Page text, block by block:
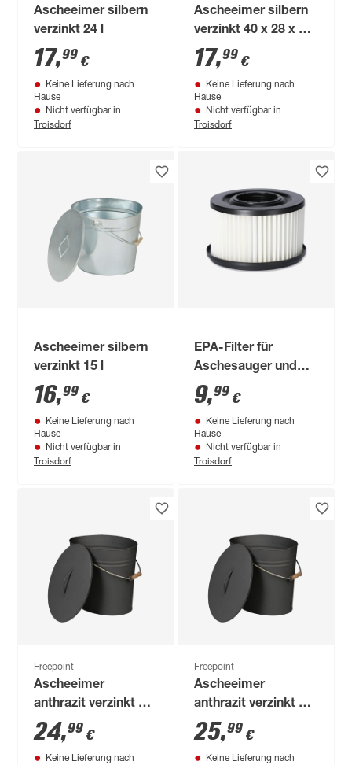
Ascheeimer silbern
verzinkt 24 l
17,99 €
Keine Lieferung nach
Hause
Nicht verfügbar in
Troisdorf
Ascheeimer silbern
verzinkt 40 x 28 x 35
cm
17,99 €
Keine Lieferung nach
Hause
Nicht verfügbar in
Troisdorf
Ascheeimer silbern
verzinkt 15 l
16,99 €
Keine Lieferung nach
Hause
Nicht verfügbar in
Troisdorf
EPA-Filter für
Aschesauger und
Aschevorabscheider
9,99 €
Keine Lieferung nach
Hause
Nicht verfügbar in
Troisdorf
Freepoint
Ascheeimer
anthrazit verzinkt 15
l
24,99 €
Keine Lieferung nach
Freepoint
Ascheeimer
anthrazit verzinkt 24
l
25,99 €
Keine Lieferung nach